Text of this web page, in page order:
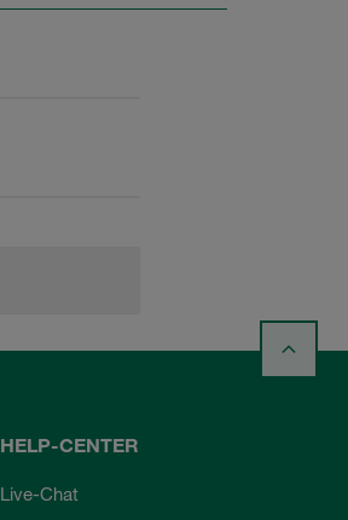
HELP-CENTER
Live-Chat